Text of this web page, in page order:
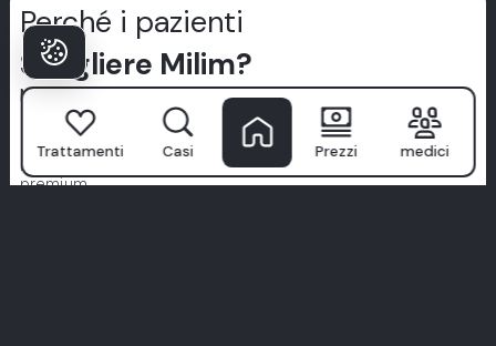
Perché i pazienti
Scegliere Milim?
Milim Dental Hospitalnon è solo una clinica—qui inizia il
sorriso fiducioso. Con un team di specialisti di livello
mondiale, tecnologia avanzata e un approccio incentrato sul
paziente, trasformiamo l'assistenza dentale in un'esperienza
premium.
Trattamenti Casi Prezzi medici